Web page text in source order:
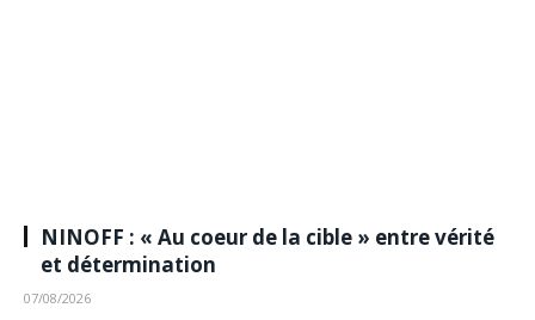
NINOFF : « Au coeur de la cible » entre vérité
et détermination
07/08/2026